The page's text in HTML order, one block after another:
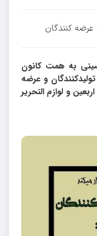
عرضه کنندگان
به همت کانون
و عرضه
و لوازم التحریر